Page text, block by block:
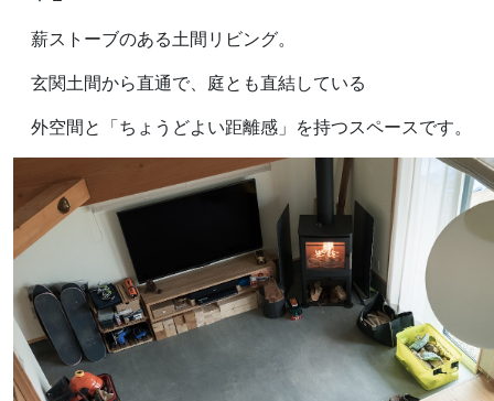
薪ストーブのある土間リビング。
玄関土間から直通で、庭とも直結している
外空間と「ちょうどよい距離感」を持つスペースです。